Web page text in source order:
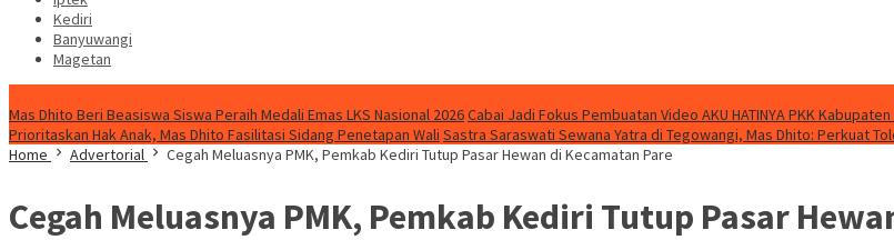
Kediri
Banyuwangi
Magetan
Mas Dhito Beri Beasiswa Siswa Peraih Medali Emas LKS Nasional 2026Cabai Jadi Fokus Pembuatan Video AKU HATINYA PKK
Prioritaskan Hak Anak, Mas Dhito Fasilitasi Sidang Penetapan Wali Sastra Saraswati Sewana Yatra di Tegowangi, Mas Dhito: Perkuat
Home
Advertorial Cegah Meluasnya PMK, Pemkab Kediri Tutup Pasar Hewan di Kecamatan Pare
Cegah Meluasnya PMK, Pemkab Kediri Tutup Pasar